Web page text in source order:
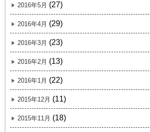
2016年5月 (27)
2016年4月 (29)
2016年3月 (23)
2016年2月 (13)
2016年1月 (22)
2015年12月 (11)
2015年11月 (18)